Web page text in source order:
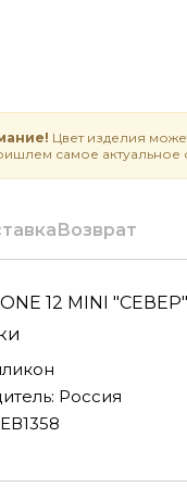
Цвет изделия
самое актуальное
Возврат
12 MINI
Россия